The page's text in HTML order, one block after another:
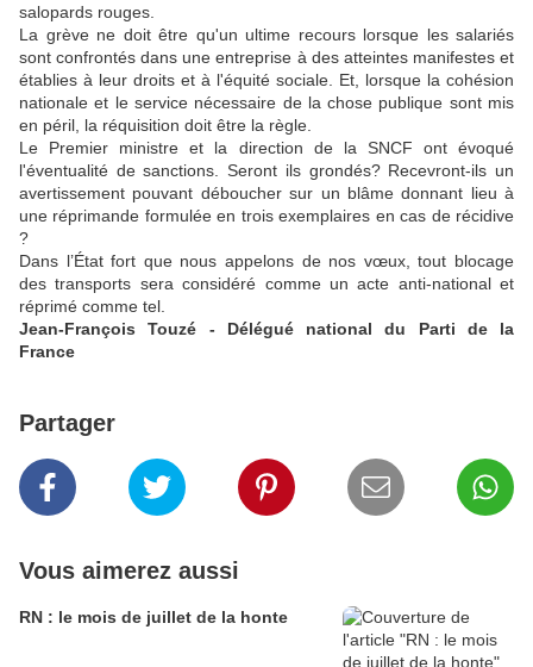
salopards rouges.
La grève ne doit être qu'un ultime recours lorsque les salariés
sont confrontés dans une entreprise à des atteintes manifestes et
établies à leur droits et à l'équité sociale. Et, lorsque la cohésion
nationale et le service nécessaire de la chose publique sont mis
en péril, la réquisition doit être la règle.
Le Premier ministre et la direction de la SNCF ont évoqué
l'éventualité de sanctions. Seront ils grondés? Recevront-ils un
avertissement pouvant déboucher sur un blâme donnant lieu à
une réprimande formulée en trois exemplaires en cas de récidive
?
Dans l’État fort que nous appelons de nos vœux, tout blocage
des transports sera considéré comme un acte anti-national et
réprimé comme tel.
Jean-François Touzé - Délégué national du Parti de la
France
Partager
Vous aimerez aussi
RN : le mois de juillet de la honte